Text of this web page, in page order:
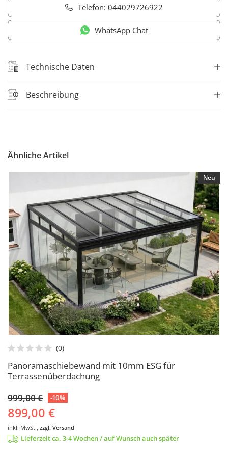
Telefon: 044029726922
WhatsApp Chat
Technische Daten
Beschreibung
Ähnliche Artikel
Neu
Panoramaschiebewand mit 10mm ESG für
Terrassenüberdachung
999,00 €
-10%
899,00 €
inkl. MwSt., zzgl. Versand
Lieferzeit ca. 3-4 Wochen / auf Wunsch auch später